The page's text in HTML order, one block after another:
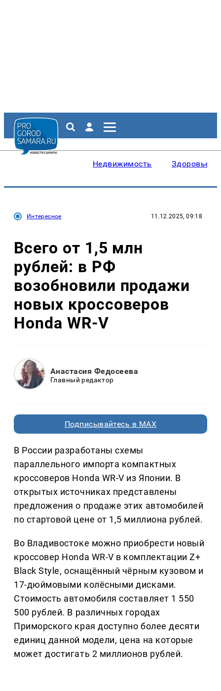
Недвижимость Здоровье
Интересное 11.12.2025, 09:18
Всего от 1,5 млн
рублей: в РФ
возобновили продажи
новых кроссоверов
Honda WR-V
Анастасия Федосеева
Главный редактор
Подписывайтесь в MAX
В России разработаны схемы
параллельного импорта компактных
кроссоверов Honda WR-V из Японии. В
открытых источниках представлены
предложения о продаже этих автомобилей
по стартовой цене от 1,5 миллиона рублей.
Во Владивостоке можно приобрести новый
кроссовер Honda WR-V в комплектации Z+
Black Style, оснащённый чёрным кузовом и
17-дюймовыми колёсными дисками.
Стоимость автомобиля составляет 1 550
500 рублей. В различных городах
Приморского края доступно более десяти
единиц данной модели, цена на которые
может достигать 2 миллионов рублей.